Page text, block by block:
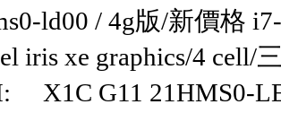
ld00 / 4g版/新價格
iris xe graphics/4
X1C G11